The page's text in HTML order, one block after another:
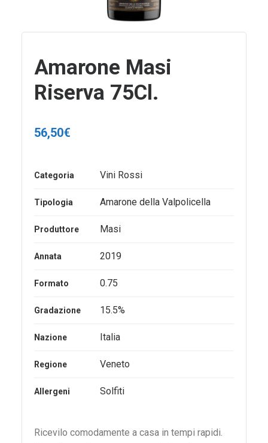
Amarone Masi
Riserva 75Cl.
56,50€
Categoria Vini Rossi
Tipologia Amarone della Valpolicella
Produttore Masi
Annata 2019
Formato 0.75
Gradazione 15.5%
Nazione Italia
Regione Veneto
Allergeni Solfiti
Ricevilo comodamente a casa in tempi rapidi.